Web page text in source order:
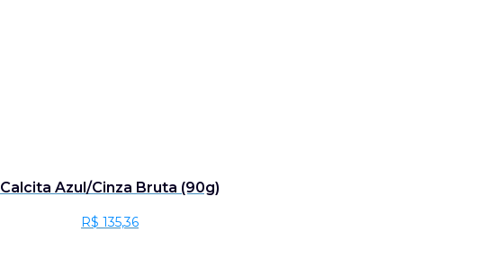
Calcita Azul/Cinza Bruta (90g)
R$ 135,36